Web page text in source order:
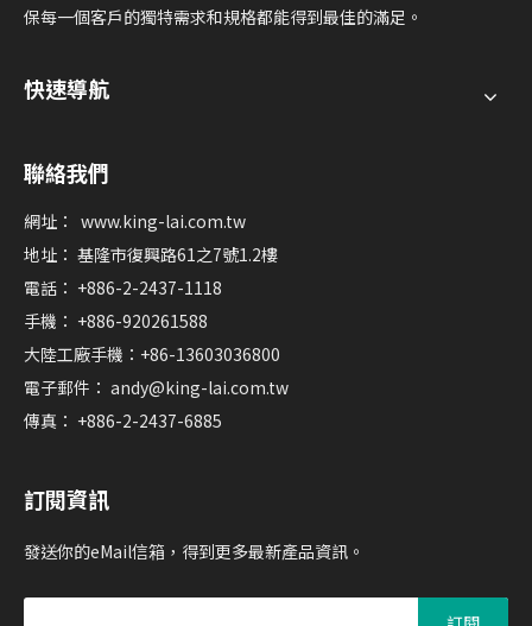
保每一個客戶的獨特需求和規格都能得到最佳的滿足。
快速導航
聯絡我們
網址： www.king-lai.com.tw
地址： 基隆市復興路61之7號1.2樓
電話： +886-2-2437-1118
手機： +886-920261588
大陸工廠手機：+86-13603036800
電子郵件： andy@king-lai.com.tw
傳真： +886-2-2437-6885
訂閱資訊
發送你的eMail信箱，得到更多最新產品資訊。